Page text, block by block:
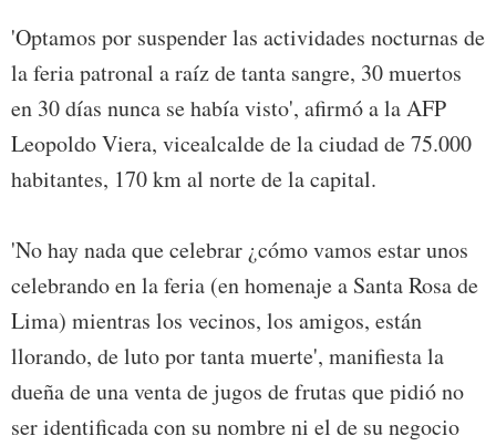
'Optamos por suspender las actividades nocturnas de
la feria patronal a raíz de tanta sangre, 30 muertos
en 30 días nunca se había visto', afirmó a la AFP
Leopoldo Viera, vicealcalde de la ciudad de 75.000
habitantes, 170 km al norte de la capital.
'No hay nada que celebrar ¿cómo vamos estar unos
celebrando en la feria (en homenaje a Santa Rosa de
Lima) mientras los vecinos, los amigos, están
llorando, de luto por tanta muerte', manifiesta la
dueña de una venta de jugos de frutas que pidió no
ser identificada con su nombre ni el de su negocio